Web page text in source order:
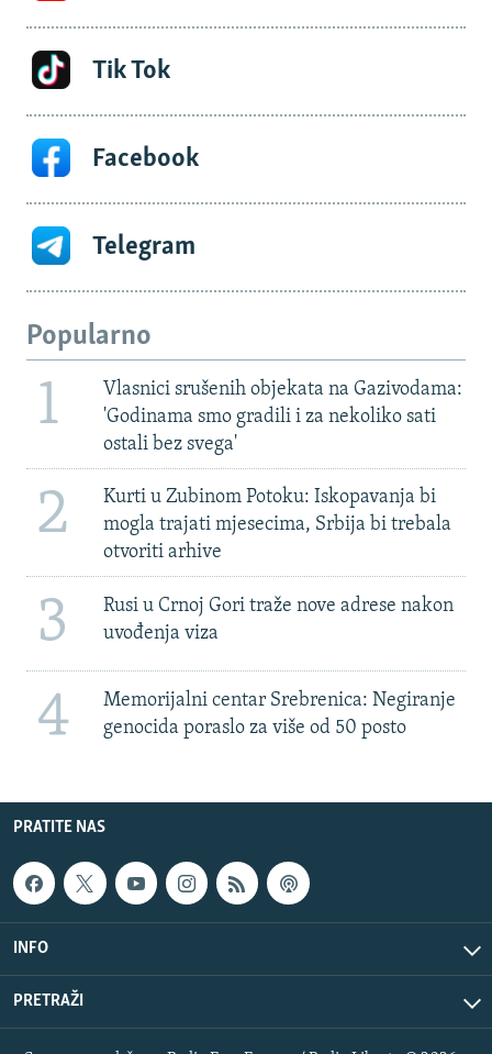
Tik Tok
Facebook
Telegram
Popularno
1
Vlasnici srušenih objekata na Gazivodama:
'Godinama smo gradili i za nekoliko sati
ostali bez svega'
2
Kurti u Zubinom Potoku: Iskopavanja bi
mogla trajati mjesecima, Srbija bi trebala
otvoriti arhive
3
Rusi u Crnoj Gori traže nove adrese nakon
uvođenja viza
4
Memorijalni centar Srebrenica: Negiranje
genocida poraslo za više od 50 posto
PRATITE NAS
INFO
PRETRAŽI